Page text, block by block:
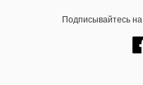
Подписывайтесь